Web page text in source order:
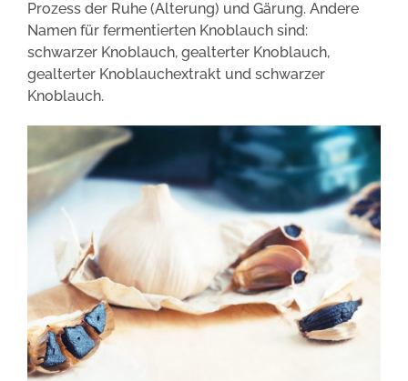
Prozess der Ruhe (Alterung) und Gärung. Andere
Namen für fermentierten Knoblauch sind:
schwarzer Knoblauch, gealterter Knoblauch,
gealterter Knoblauchextrakt und schwarzer
Knoblauch.